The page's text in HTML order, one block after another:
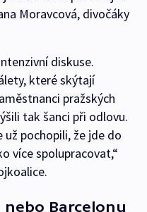
Moravcová, divočáky
diskuse.
které skýtají
pražských
tak šanci při odlovu.
už pochopili, že jde do
více spolupracovat,“
nebo Barcelonu